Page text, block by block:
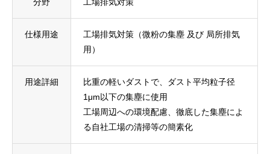
仕様用途
工場排気対策（微粉の集塵 及び 局所排気
用）
用途詳細
比重の軽いダストで、ダスト平均粒子径
1μm以下の集塵に使用
工場周辺への環境配慮、徹底した集塵によ
る自社工場の清掃等の簡素化